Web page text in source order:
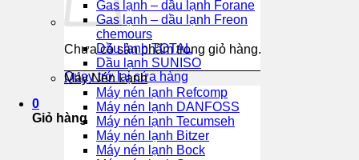
Chưa có sản phẩm trong giỏ hàng.
Quay trở lại cửa hàng
0
Giỏ hàng
Gas lạnh – dầu lạnh Forane
Gas lạnh – dầu lạnh Freon
chemours
Dầu lạnh TOTAL
Dầu lạnh SUNISO
Máy Nén Lạnh
Máy nén lạnh Refcomp
Máy nén lạnh DANFOSS
Máy nén lạnh Tecumseh
Máy nén lạnh Bitzer
Máy nén lạnh Bock